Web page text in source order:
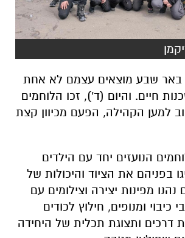
באר שבע מוצאים עצמם לא אחת
חיים. והיום (ד'), זכו הלוחמים
למען הקהילה, הפעם מכיוון קצת
הנועזים יחד עם הילדים
בפניהם את הציוד והיכולות של
מפינות יצירה וצילומים עם
כיבוי ומנופים, חילוץ לכודים
דרכים ותצוגת תכלית של היחידה